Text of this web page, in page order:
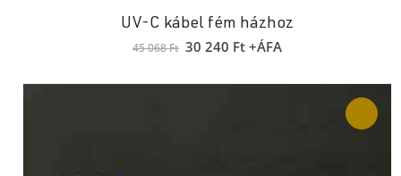
UV-C kábel fém házhoz
45 068Ft Original
45
30 240 FtCurrent
30
+ÁFA